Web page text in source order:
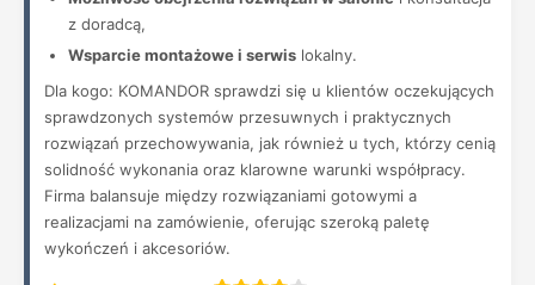
z doradcą,
Wsparcie montażowe i serwis lokalny.
Dla kogo: KOMANDOR sprawdzi się u klientów oczekujących
sprawdzonych systemów przesuwnych i praktycznych
rozwiązań przechowywania, jak również u tych, którzy cenią
solidność wykonania oraz klarowne warunki współpracy.
Firma balansuje między rozwiązaniami gotowymi a
realizacjami na zamówienie, oferując szeroką paletę
wykończeń i akcesoriów.